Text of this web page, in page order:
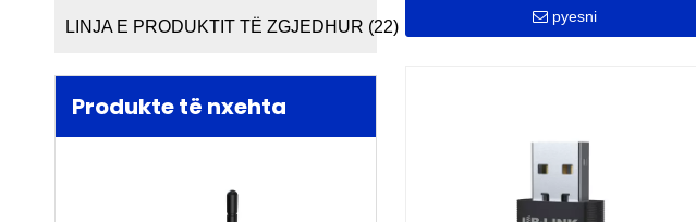
LINJA E PRODUKTIT TË ZGJEDHUR (22)：
Produkte të nxehta
pyesni